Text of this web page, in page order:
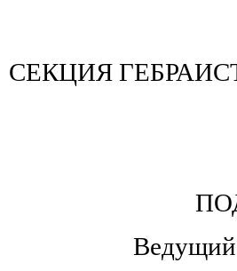
СЕКЦИЯ